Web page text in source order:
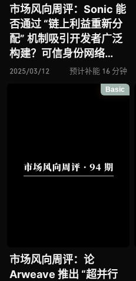
市场风向周评：Sonic 能
否通过 “链上利益重新分
配” 机制吸引开发者广泛
构建？可信身份网络
Trusta.AI 推出兼容人类
与智能体的可信身份框
架、去中心化 AI 网络
2025/03/12 预计补能 16 分钟
Basic
市场风向周评：论
Arweave 推出 “超并行